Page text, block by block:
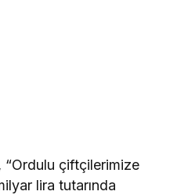
“Ordulu çiftçilerimize
lira tutarında